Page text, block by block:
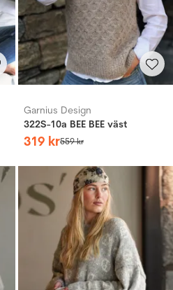
Garnius Design
322S-10a BEE BEE väst
319 kr559kr